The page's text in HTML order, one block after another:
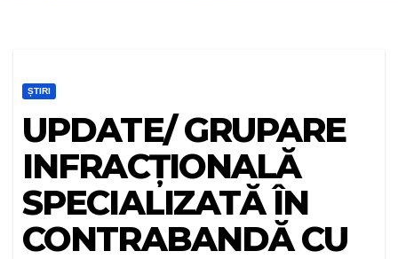
ȘTIRI
UPDATE/ GRUPARE
INFRACȚIONALĂ
SPECIALIZATĂ ÎN
CONTRABANDĂ CU